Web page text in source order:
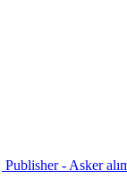
Publisher - Asker